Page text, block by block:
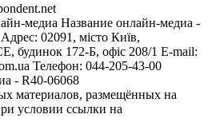
медиа Название онлайн-медиа -
02091, місто Київ,
172-Б, офіс 208/1 E-mail:
Телефон: 044-205-43-00
- R40-06068
материалов, размещённых на
условии ссылки на